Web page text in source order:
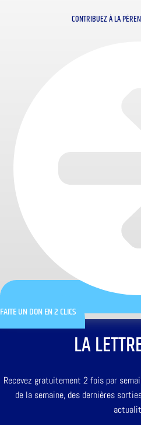
CONTRIBUEZ À LA
FAITE UN DON EN 2 CLICS
LA
Recevez gratuitement 2 fois par
de la semaine, des dernières